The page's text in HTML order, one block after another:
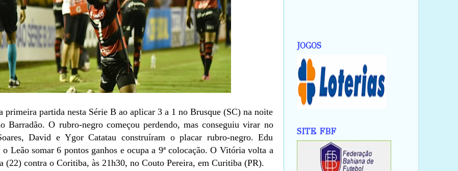
primeira partida nesta Série B ao aplicar 3 a 1 no Brusque (SC) na noite
Barradão. O rubro-negro começou perdendo, mas conseguiu virar no
David e Ygor Catatau construíram o placar rubro-negro. Edu
o Leão somar 6 pontos ganhos e ocupa a 9ª colocação. O Vitória volta a
(22) contra o Coritiba, às 21h30, no Couto Pereira, em Curitiba (PR).
JOGOS
SITE FBF